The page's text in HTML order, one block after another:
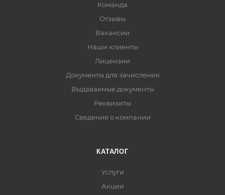
Команда
Отзывы
Вакансии
Наши клиенты
Лицензии
Документы для зачисления
Выдаваемые документы
Реквизиты
Сведения о компании
КАТАЛОГ
Услуги
Акции